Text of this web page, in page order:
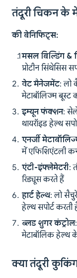
तंदूरी चिकन के
की बेनिफिट्स:
मसल बिल्डिंग &
प्रोटीन सिंथेसिस
वेट मैनेजमेंट: लो
मेटाबॉलिज्म बूस्ट
इम्यून फंक्शन:
थायरॉइड हेल्थ
एनर्जी
में एफिशिएंटली
एंटी-इंफ्लेमेटरी:
रिड्यूस करते हैं
हार्ट हेल्थ: लो
हेल्थ सपोर्ट करती
ब्लड शुगर कंट्रोल
मेटाबॉलिक हेल्थ
क्या तंदूरी